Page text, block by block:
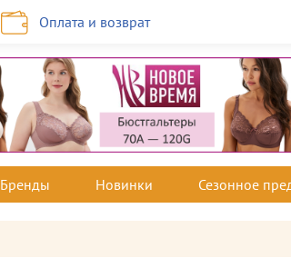
Оплата и возврат
Бренды Новинки Сезонное